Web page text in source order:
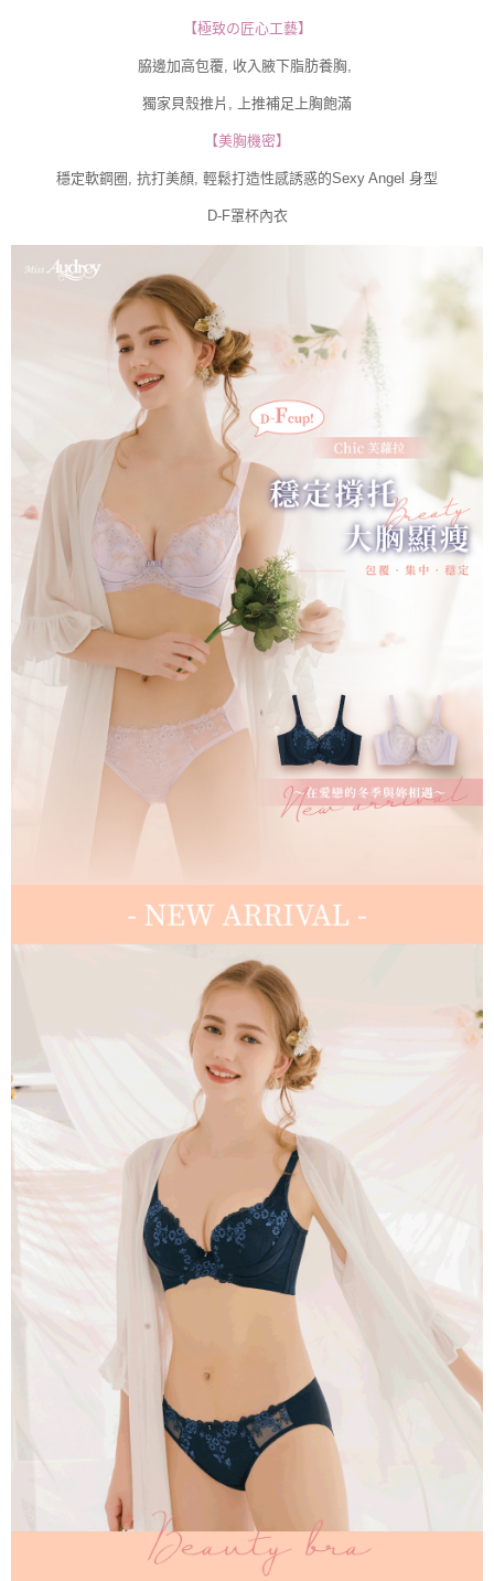
【極致の匠心工藝】
脇邊加高包覆, 收入腋下脂肪養胸,
獨家貝殼推片, 上推補足上胸飽滿
【美胸機密】
穩定軟鋼圈, 抗打美顏, 輕鬆打造性感誘惑的Sexy Angel 身型
D-F罩杯內衣